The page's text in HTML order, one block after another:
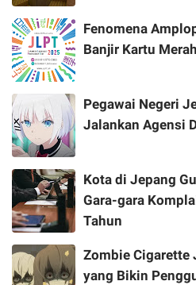
Fenomena
Banjir Kartu Merah
Pegawai Negeri
Jalankan Agensi
Kota di Jepang
Gara-gara
Tahun
Zombie Cigarette
yang Bikin